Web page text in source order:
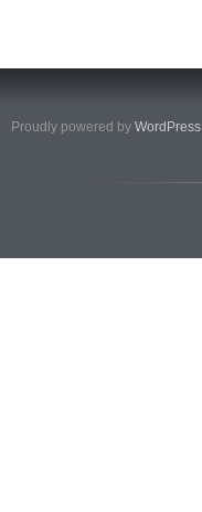
Proudly powered by WordPress